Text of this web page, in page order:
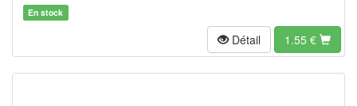
En stock
Détail 1.55 €